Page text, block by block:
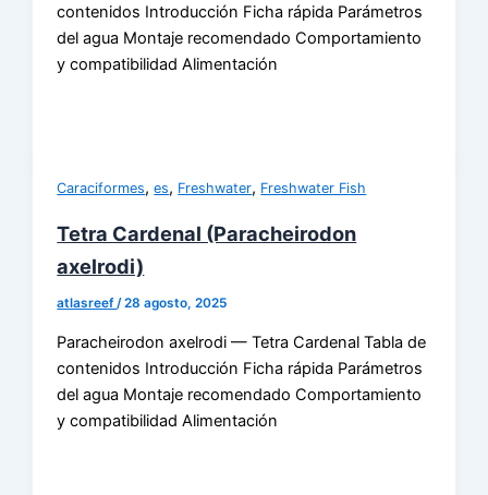
contenidos Introducción Ficha rápida Parámetros
del agua Montaje recomendado Comportamiento
y compatibilidad Alimentación
Caraciformes,es, Freshwater, Freshwater Fish
Tetra Cardenal (Paracheirodon
axelrodi)
atlasreef/28 agosto, 2025
Paracheirodon axelrodi — Tetra Cardenal Tabla de
contenidos Introducción Ficha rápida Parámetros
del agua Montaje recomendado Comportamiento
y compatibilidad Alimentación